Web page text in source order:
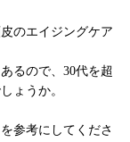
のエイジングケア
るので、30代を超
ょうか。
参考にしてくださ